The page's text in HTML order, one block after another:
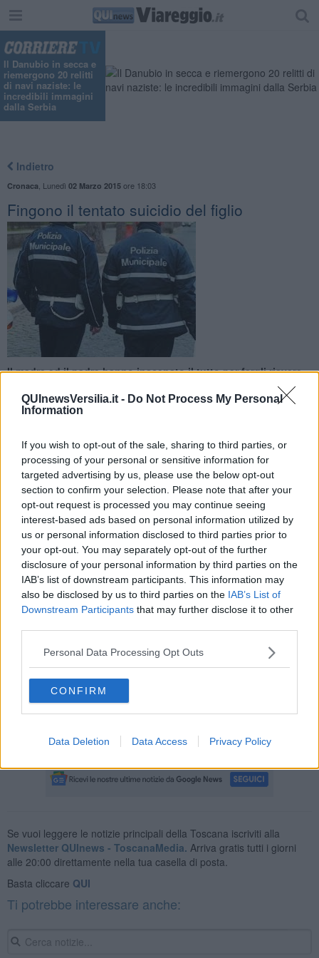
QUInewsVersilia.it - Do Not Process My Personal
Information
If you wish to opt-out of the sale, sharing to third parties, or
processing of your personal or sensitive information for
targeted advertising by us, please use the below opt-out
section to confirm your selection. Please note that after your
opt-out request is processed you may continue seeing
interest-based ads based on personal information utilized by
us or personal information disclosed to third parties prior to
your opt-out. You may separately opt-out of the further
disclosure of your personal information by third parties on the
IAB’s list of downstream participants. This information may
also be disclosed by us to third parties on the IAB’s List of
Downstream Participants that may further disclose it to other
Personal Data Processing Opt Outs
CONFIRM
Data Deletion Data Access Privacy Policy
Il Danubio in secca e
riemergono 20 relitti
di navi naziste: le
incredibili immagini
dalla Serbia
Indietro
Cronaca Lunedì 02 Marzo 2015ore 18:03
Fingono il tentato suicidio del figlio
Il madre ed il padre hanno inscenato il tutto per fargli riavere
la patente ritirata pochi giorni prima dai vigili urbani per
eccesso di velocità
CAMAIORE —La sceneggiata è stata scoperta dalla polizia
municipalee adessoi genitori rischiano una denuncia
procurato allarme. La vicenda è accaduta aCamaiore.
La vicenda è iniziata sabato quandoun ventiduenne residente in
Versilia è stato fermato da una pattuglia della polizia municipale di
Camaiorementre correva a 114 chilometri orari nel centro
abitatodiCapezzano Pianore, dove il limite è di 50 km all'ora.
Oltre a una maxi multa, gli agenti gli hanno ritirato la patente
Per cercare di fargliela riaverei genitori hanno telefonato alla
tentato il suicidio. Unapattugliadella polizia municipalesi è
subito mossa per raggiungere l' abitazionedella famiglia dove
però si e' accorta che quanto raccontato al telefono non
rispondeva assolutamente alla verità.
Se vuoi leggere le notizie principali della Toscana iscriviti alla
Newsletter QUInews - ToscanaMedia. Arriva gratis tutti i giorni
alle 20:00 direttamente nella tua casella di posta.
Basta cliccare QUI
Ti potrebbe interessare anche: